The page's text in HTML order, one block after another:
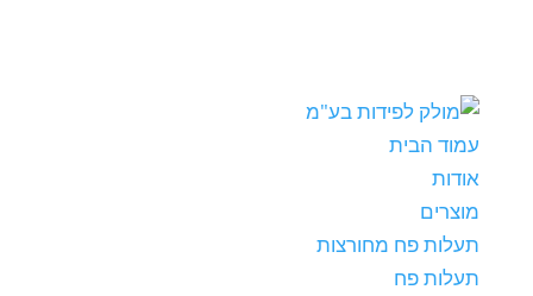
עמוד הבית
אודות
מוצרים
תעלות פח מחורצות
תעלות פח